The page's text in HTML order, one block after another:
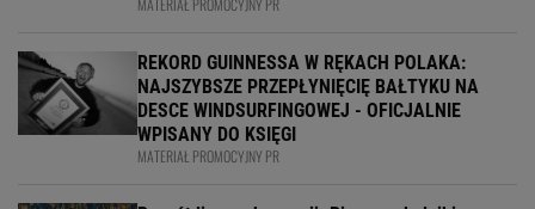
MATERIAŁ PROMOCYJNY PR
REKORD GUINNESSA W RĘKACH POLAKA:
NAJSZYBSZE PRZEPŁYNIĘCIĘ BAŁTYKU NA
DESCE WINDSURFINGOWEJ - OFICJALNIE
WPISANY DO KSIĘGI
MATERIAŁ PROMOCYJNY PR